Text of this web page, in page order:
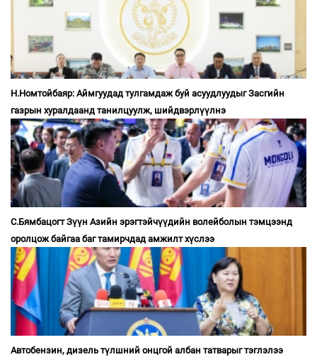
Н.Номтойбаяр: Аймгуудад тулгамдаж буй асуудлуудыг Засгийн
газрын хуралдаанд танилцуулж, шийдвэрлүүлнэ
С.Бямбацогт Зүүн Азийн эрэгтэйчүүдийн волейболын тэмцээнд
оролцож байгаа баг тамирчдад амжилт хүслээ
Автобензин, дизель түлшний онцгой албан татварыг тэглэлээ